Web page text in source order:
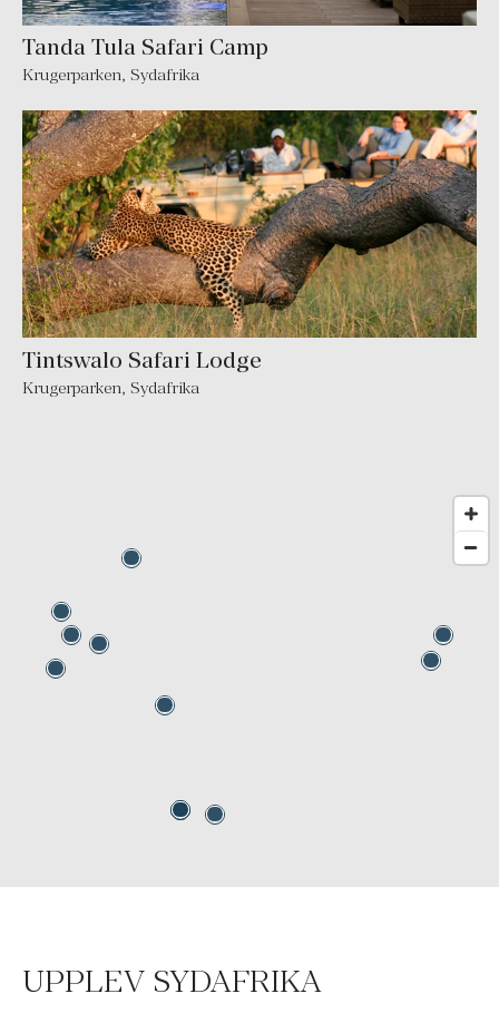
Tanda Tula Safari Camp
Krugerparken, Sydafrika
Tintswalo Safari Lodge
Krugerparken, Sydafrika
UPPLEV SYDAFRIKA